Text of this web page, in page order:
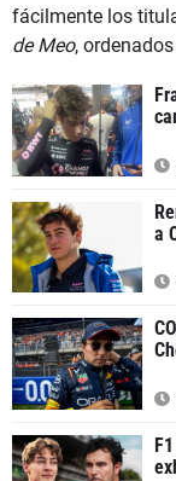
fácilmente los
de Meo,
a